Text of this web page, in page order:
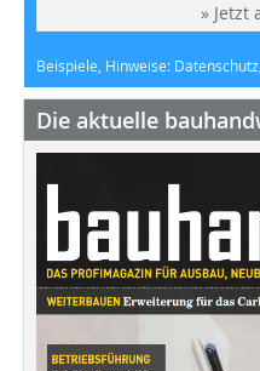
» Jetzt
Beispiele, Hinweise:
Die aktuelle